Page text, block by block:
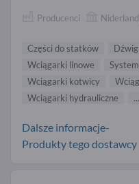
Producenci
Części do statków
Wciągarki linowe
Wciągarki kotwicy
Wciągarki hydrauliczne
...
Dalsze informacje-
Produkty tego dostawcy